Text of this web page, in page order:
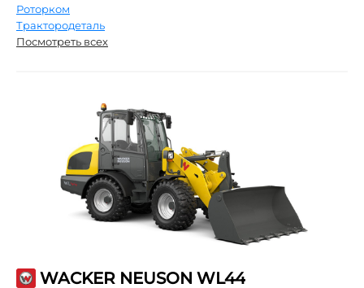
Роторком
Трактородеталь
Посмотреть всех
WACKER NEUSON WL44